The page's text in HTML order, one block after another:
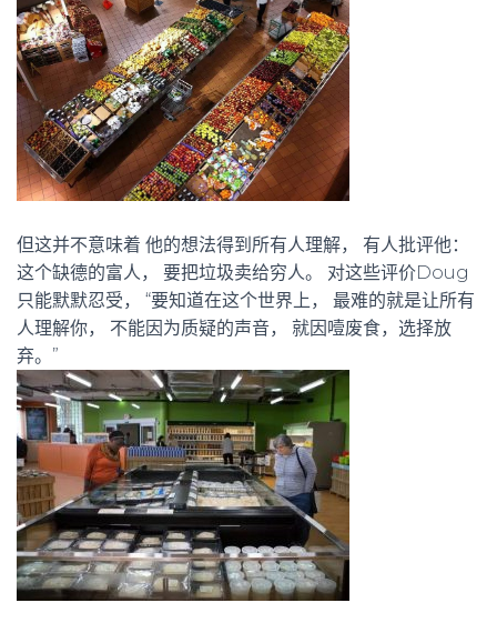
但这并不意味着 他的想法得到所有人理解， 有人批评他：
这个缺德的富人， 要把垃圾卖给穷人。 对这些评价Doug
只能默默忍受， “要知道在这个世界上， 最难的就是让所有
人理解你， 不能因为质疑的声音， 就因噎废食，选择放
弃。”